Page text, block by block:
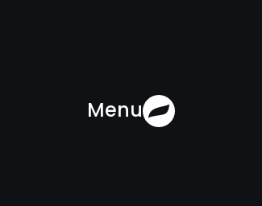
Menu